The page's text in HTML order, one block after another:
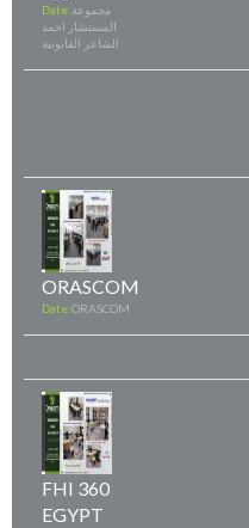
Date:مجموعة
المستشار احمد
الشاعر القانونية
ORASCOM
Date:ORASCOM
FHI 360
EGYPT